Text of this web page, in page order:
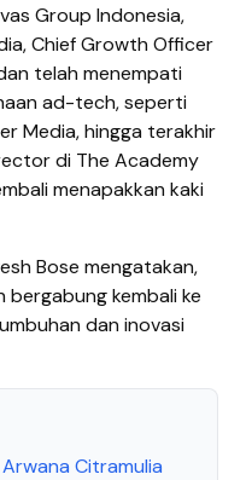
Group Indonesia,
Chief Growth Officer
telah menempati
ad-tech, seperti
Media, hingga terakhir
di The Academy
menapakkan kaki
Bose mengatakan,
kembali ke
dan inovasi
Citramulia